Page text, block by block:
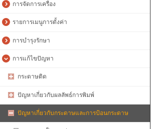
การจัดการเครื่อง
รายการเมนูการตั้งค่า
การบำรุงรักษา
การแก้ไขปัญหา
กระดาษติด
ปัญหาเกี่ยวกับผลลัพธ์การพิมพ์
ปัญหาเกี่ยวกับกระดาษและการป้อนกระดาษ